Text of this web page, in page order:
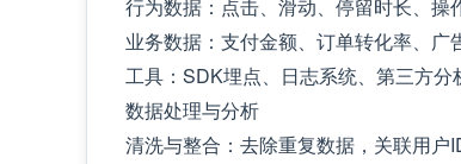
行为数据：点击、滑动、停留时长、操
业务数据：支付金额、订单转化率、广
工具：SDK埋点、日志系统、第三方分
数据处理与分析
清洗与整合：去除重复数据，关联用户